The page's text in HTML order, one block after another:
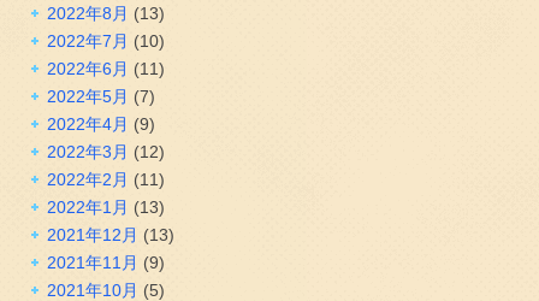
2022年8月 (13)
2022年7月 (10)
2022年6月 (11)
2022年5月 (7)
2022年4月 (9)
2022年3月 (12)
2022年2月 (11)
2022年1月 (13)
2021年12月 (13)
2021年11月 (9)
2021年10月 (5)